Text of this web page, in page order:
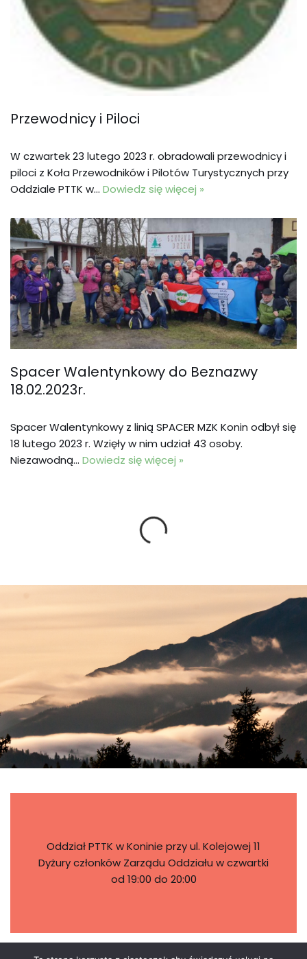
Przewodnicy i Piloci
W czwartek 23 lutego 2023 r. obradowali przewodnicy i
piloci z Koła Przewodników i Pilotów Turystycznych przy
Oddziale PTTK w… Dowiedz się więcej »
Spacer Walentynkowy do Beznazwy
18.02.2023r.
Spacer Walentynkowy z linią SPACER MZK Konin odbył się
18 lutego 2023 r. Wzięły w nim udział 43 osoby.
Niezawodną… Dowiedz się więcej »
Oddział PTTK w Koninie przy ul. Kolejowej 11
Dyżury członków Zarządu Oddziału w czwartki
od 19:00 do 20:00
STRONY NA FB